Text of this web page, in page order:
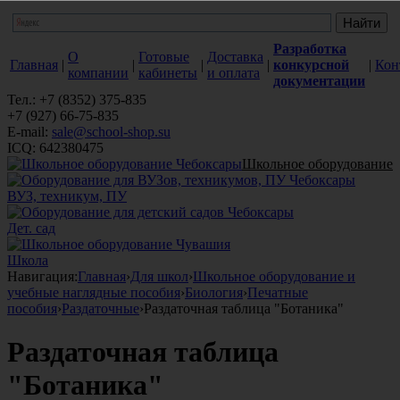
Главная |
О
компании
|
Готовые
кабинеты
|
Доставка
и оплата
|
Разработка
конкурсной
документации
|
Тел.: +7 (8352) 375-835
+7 (927) 66-75-835
E-mail: sale@school-shop.su
ICQ: 642380475
Школьное оборудование
ВУЗ, техникум, ПУ
Дет. сад
Школа
Навигация:Главная›Для школ›Школьное оборудование и
учебные наглядные пособия›Биология›Печатные
пособия›Раздаточные›Раздаточная таблица "Ботаника"
Раздаточная таблица
"Ботаника"